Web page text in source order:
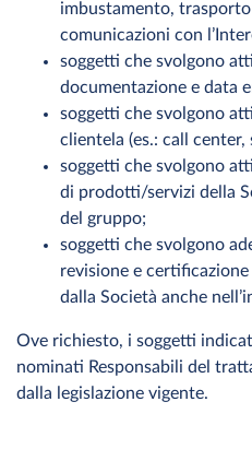
imbustamento,
comunicazioni con
soggetti che svolgono
documentazione e data
soggetti che svolgono
clientela (es.: call
soggetti che svolgono
di prodotti/servizi della
del gruppo;
soggetti che svolgono
revisione e
dalla Società anche
Ove richiesto, i soggetti
nominati Responsabili del
dalla legislazione vigente.